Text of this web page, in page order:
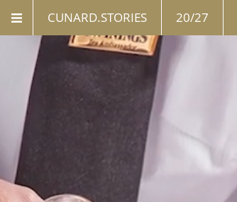
CUNARD.STORIES 20/27